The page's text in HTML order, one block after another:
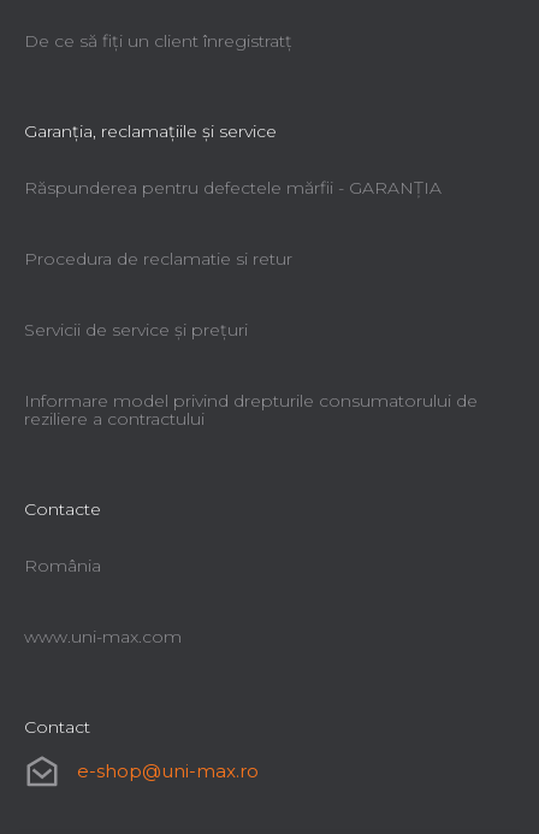
De ce să fiţi un client înregistratţ
Garanţia, reclamaţiile şi service
Răspunderea pentru defectele mărfii - GARANŢIA
Procedura de reclamatie si retur
Servicii de service şi preţuri
Informare model privind drepturile consumatorului de
reziliere a contractului
Contacte
România
www.uni-max.com
Contact
e-shop@uni-max.ro